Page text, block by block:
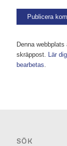
Denna
skräppost. Lär
bearbetas.
SÖK